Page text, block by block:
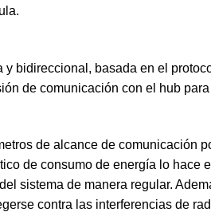
bidireccional, basada en el
de comunicación con el hub
de alcance de comunicación
de consumo de energía lo hace
sistema de manera regular.
contra las interferencias de